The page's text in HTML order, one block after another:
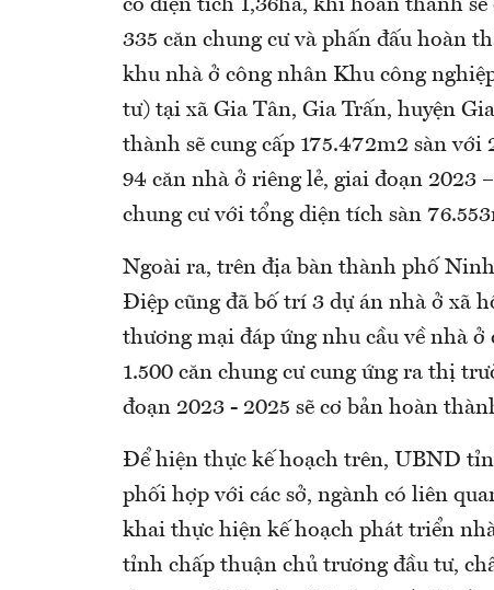
có diện tích 1,36ha, khi hoàn thành
335 căn chung cư và phấn đấu hoàn
khu nhà ở công nhân Khu công
tư) tại xã Gia Tân, Gia Trấn, huyện
thành sẽ cung cấp 175.472m2 sàn với
94 căn nhà ở riêng lẻ, giai đoạn 2023
chung cư với tổng diện tích sàn
Ngoài ra, trên địa bàn thành phố
Điệp cũng đã bố trí 3 dự án nhà ở xã
thương mại đáp ứng nhu cầu về nhà
1.500 căn chung cư cung ứng ra thị
đoạn 2023 - 2025 sẽ cơ bản hoàn
Để hiện thực kế hoạch trên, UBND
phối hợp với các sở, ngành có liên
khai thực hiện kế hoạch phát triển
tỉnh chấp thuận chủ trương đầu tư,